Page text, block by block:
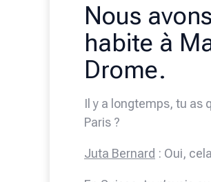
Nous
habite à
Drome.
Il y a longtemps, tu as
Paris ?
Juta Bernard : Oui,